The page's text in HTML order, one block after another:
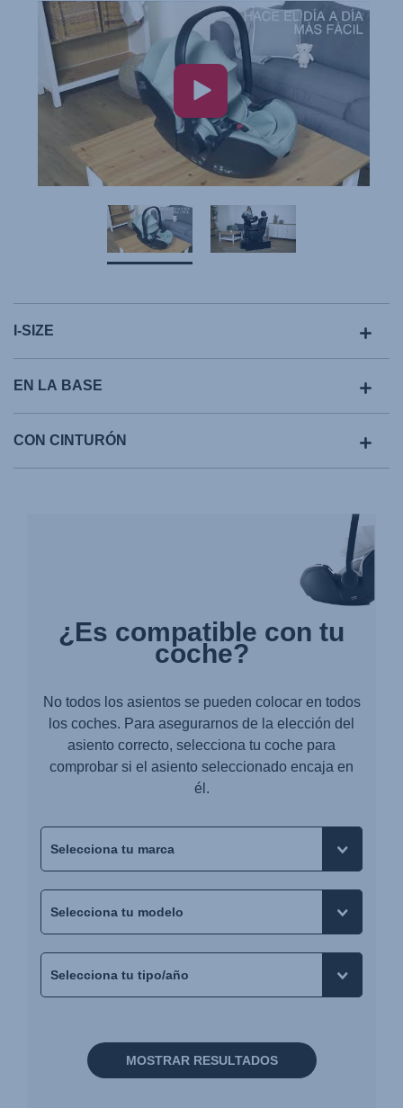
I-SIZE
EN LA BASE
CON CINTURÓN
¿Es compatible con tu
coche?
No todos los asientos se pueden colocar en todos
los coches. Para asegurarnos de la elección del
asiento correcto, selecciona tu coche para
comprobar si el asiento seleccionado encaja en
él.
MOSTRAR RESULTADOS